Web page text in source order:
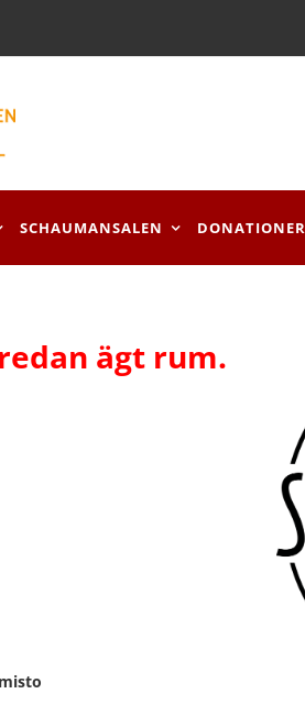
SCHAUMANSALEN DONATIONER
ägt rum.